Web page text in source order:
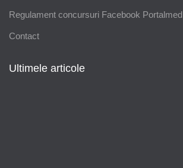
Regulament concursuri Facebook Portalmed
Contact
Ultimele articole